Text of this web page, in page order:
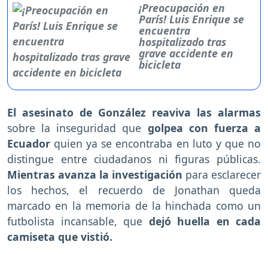
¡Preocupación en
París! Luis Enrique se
encuentra
hospitalizado tras
grave accidente en
bicicleta
El asesinato de González reaviva las alarmas
sobre la inseguridad que golpea con fuerza a
Ecuador quien ya se encontraba en luto y que no
distingue entre ciudadanos ni figuras públicas.
Mientras avanza la investigación para esclarecer
los hechos, el recuerdo de Jonathan queda
marcado en la memoria de la hinchada como un
futbolista incansable, que dejó huella en cada
camiseta que vistió.